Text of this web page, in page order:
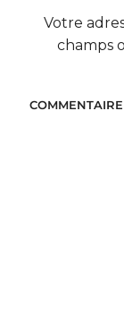
Votre
champs
COMMENTAIRE